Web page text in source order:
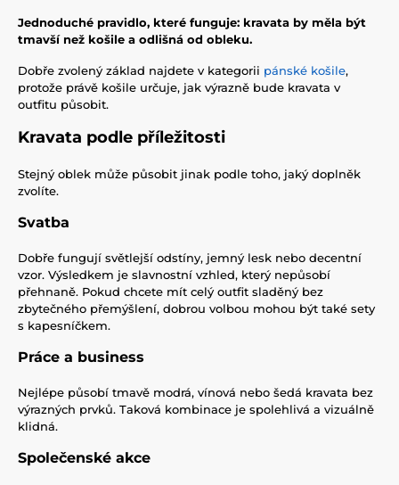
Jednoduché pravidlo, které funguje: kravata by měla být
tmavší než košile a odlišná od obleku.
Dobře zvolený základ najdete v kategorii pánské košile,
protože právě košile určuje, jak výrazně bude kravata v
outfitu působit.
Kravata podle příležitosti
Stejný oblek může působit jinak podle toho, jaký doplněk
zvolíte.
Svatba
Dobře fungují světlejší odstíny, jemný lesk nebo decentní
vzor. Výsledkem je slavnostní vzhled, který nepůsobí
přehnaně. Pokud chcete mít celý outfit sladěný bez
zbytečného přemýšlení, dobrou volbou mohou být také sety
s kapesníčkem.
Práce a business
Nejlépe působí tmavě modrá, vínová nebo šedá kravata bez
výrazných prvků. Taková kombinace je spolehlivá a vizuálně
klidná.
Společenské akce